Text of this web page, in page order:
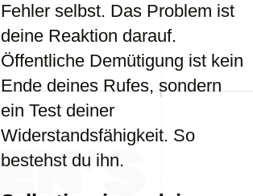
Fehler selbst. Das Problem ist
deine Reaktion darauf.
Öffentliche Demütigung ist kein
Ende deines Rufes, sondern
ein Test deiner
Widerstandsfähigkeit. So
bestehst du ihn.